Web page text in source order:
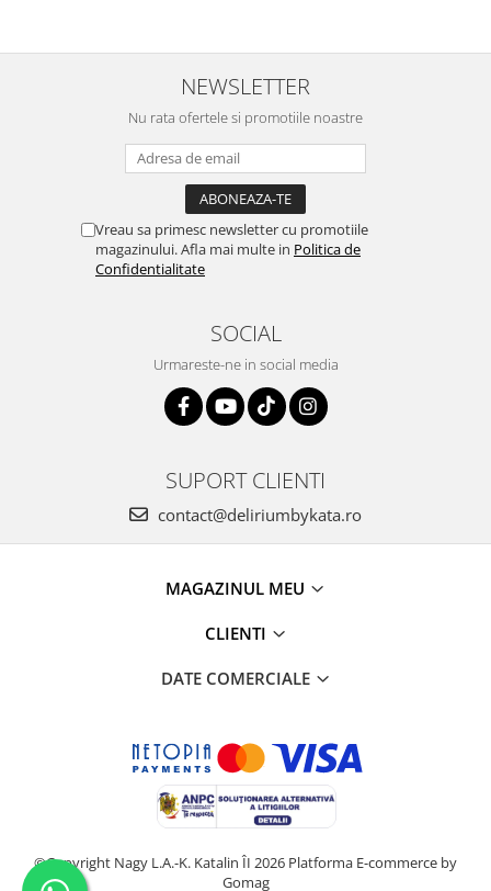
NEWSLETTER
Nu rata ofertele si promotiile noastre
Vreau sa primesc newsletter cu promotiile
magazinului. Afla mai multe in Politica de
Confidentialitate
SOCIAL
Urmareste-ne in social media
SUPORT CLIENTI
contact@deliriumbykata.ro
MAGAZINUL MEU
CLIENTI
DATE COMERCIALE
©Copyright Nagy L.A.-K. Katalin ÎI 2026 Platforma E-commerce by
Gomag